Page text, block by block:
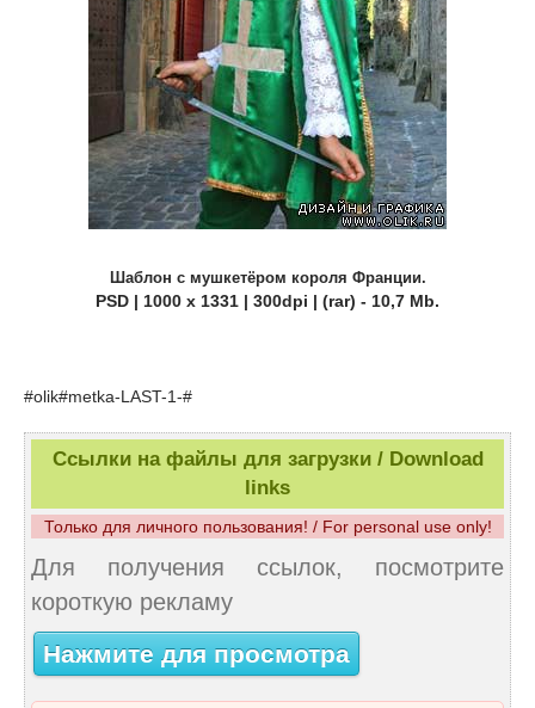
Шаблон с мушкетёром короля Франции.
PSD | 1000 x 1331 | 300dpi | (rar) - 10,7 Mb.
#olik#metka-LAST-1-#
Ссылки на файлы для загрузки / Download
links
Только для личного пользования! / For personal use only!
Для получения ссылок, посмотрите
короткую рекламу
Нажмите для просмотра